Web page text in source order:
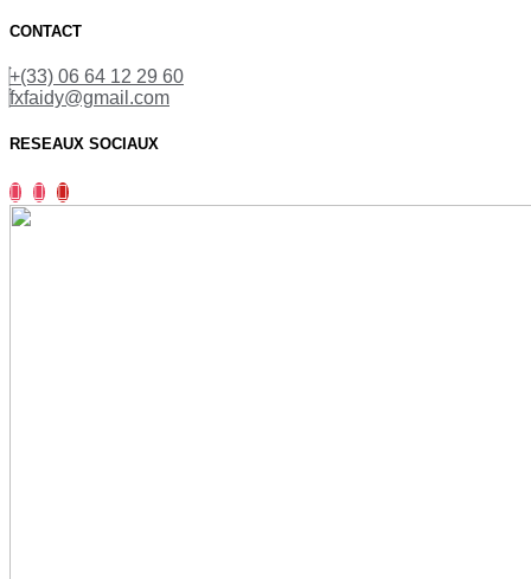
CONTACT
+(33) 06 64 12 29 60
fxfaidy@gmail.com
RESEAUX SOCIAUX